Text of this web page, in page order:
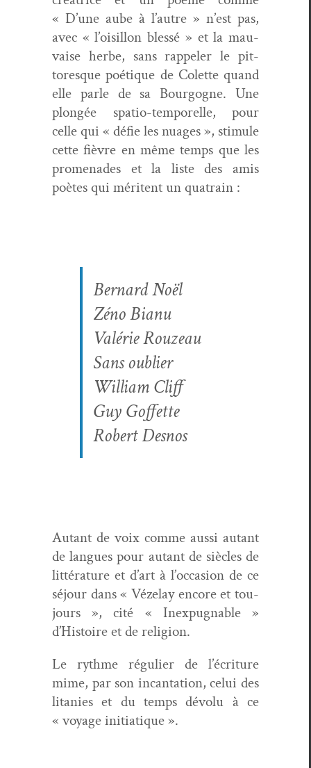
« D’une aube à l’autre » n’est pas,
avec « l’oisillon blessé » et la mau­
vaise herbe, sans rap­pel­er le pit­
toresque poé­tique de Colette quand
elle par­le de sa Bour­gogne. Une
plongée spa­tio-tem­porelle, pour
celle qui « défie les nuages », stim­ule
cette fièvre en même temps que les
prom­e­nades et la liste des amis
poètes qui méri­tent un quatrain :
Bernard Noël
Zéno Bianu
Valérie Rouzeau
Sans oubli­er
William Cliff
Guy Gof­fette
Robert Desnos
Autant de voix comme aus­si autant
de langues pour autant de siè­cles de
lit­téra­ture et d’art à l’occasion de ce
séjour dans « Véze­lay encore et tou­
jours », cité « Inex­pugnable »
d’Histoire et de religion.
Le rythme réguli­er de l’écriture
mime, par son incan­ta­tion, celui des
lita­nies et du temps dévolu à ce
« voy­age initiatique ».